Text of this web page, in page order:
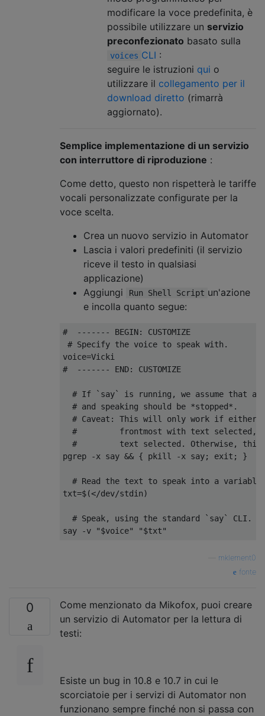
modificare la voce predefinita, è
possibile utilizzare un servizio
preconfezionato basato sulla
voices CLI :
seguire le istruzioni qui o
utilizzare il collegamento per il
download diretto (rimarrà
aggiornato).
Semplice implementazione di un servizio
con interruttore di riproduzione :
Come detto, questo non rispetterà le tariffe
vocali personalizzate configurate per la
voce scelta.
Crea un nuovo servizio in Automator
Lascia i valori predefiniti (il servizio
riceve il testo in qualsiasi
applicazione)
Aggiungi
Run Shell Script un'azione
e incolla quanto segue:
#  ------- BEGIN: CUSTOMIZE
# Specify the voice to speak with.
voice=Vicki
#  ------- END: CUSTOMIZE
# If `say` is running, we assume that
# and speaking should be *stopped*.
# Caveat: This will only work if either
#         frontmost with text selected,
#         text selected. Otherwise, this
pgrep
-x say && { pkill -x say; exit ; }
# Read the text to speak into a
txt=$(</dev/stdin)
# Speak, using the standard `say` CLI.
say
-v "$voice" "$txt"
mklement0
fonte
0
Come menzionato da Mikofox, puoi creare
un servizio di Automator per la lettura di
testi:
Esiste un bug in 10.8 e 10.7 in cui le
scorciatoie per i servizi di Automator non
funzionano sempre finché non si passa con